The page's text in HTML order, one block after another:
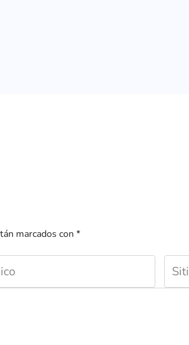
marcados con *